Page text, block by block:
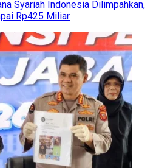
Syariah Indonesia Dilimpahkan,
Rp425 Miliar